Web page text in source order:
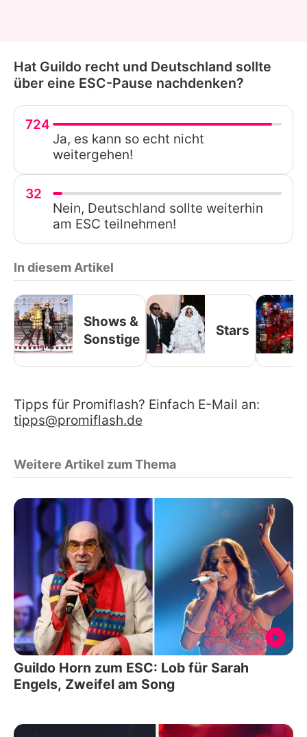
Hat Guildo recht und Deutschland sollte
über eine ESC-Pause nachdenken?
724
Ja, es kann so echt nicht
weitergehen!
32
Nein, Deutschland sollte weiterhin
am ESC teilnehmen!
In diesem Artikel
Shows &
Sonstige
Stars
Tipps für Promiflash? Einfach E-Mail an:
tipps@promiflash.de
Weitere Artikel zum Thema
Guildo Horn zum ESC: Lob für Sarah
Engels, Zweifel am Song